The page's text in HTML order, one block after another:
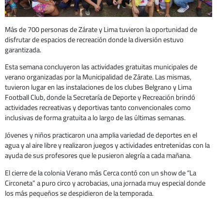
Más de 700 personas de Zárate y Lima tuvieron la oportunidad de
disfrutar de espacios de recreación donde la diversión estuvo
garantizada.
Esta semana concluyeron las actividades gratuitas municipales de
verano organizadas por la Municipalidad de Zárate. Las mismas,
tuvieron lugar en las instalaciones de los clubes Belgrano y Lima
Football Club, donde la Secretaría de Deporte y Recreación brindó
actividades recreativas y deportivas tanto convencionales como
inclusivas de forma gratuita a lo largo de las últimas semanas.
Jóvenes y niños practicaron una amplia variedad de deportes en el
agua y al aire libre y realizaron juegos y actividades entretenidas con la
ayuda de sus profesores que le pusieron alegría a cada mañana.
El cierre de la colonia Verano más Cerca contó con un show de “La
Circoneta” a puro circo y acrobacias, una jornada muy especial donde
los más pequeños se despidieron de la temporada.